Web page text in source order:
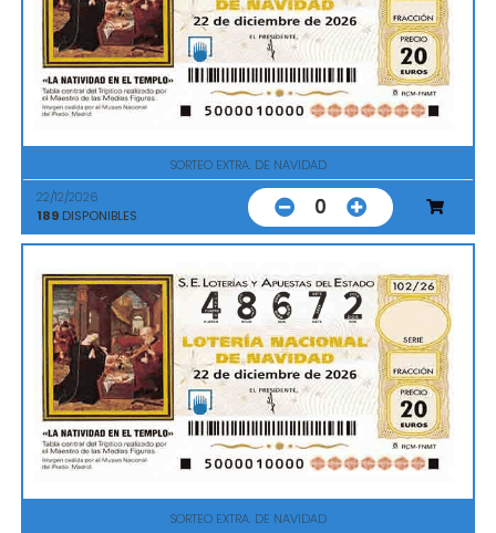
SORTEO EXTRA. DE NAVIDAD
22/12/2026
189 DISPONIBLES 0
SORTEO EXTRA. DE NAVIDAD